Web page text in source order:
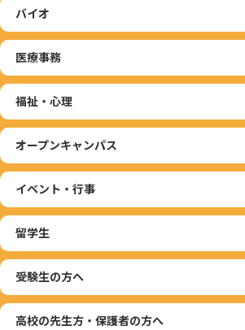
バイオ
医療事務
福祉・心理
オープンキャンパス
イベント・行事
留学生
受験生の方へ
高校の先生方・保護者の方へ